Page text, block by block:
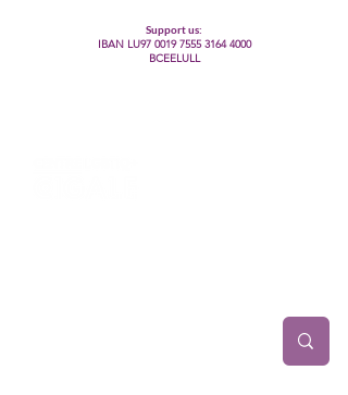
Support us:
IBAN LU97 0019 7555 3164 4000
BCEELULL